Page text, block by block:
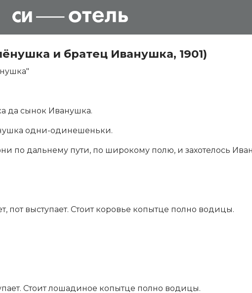
и братец Иванушка, 1901)
да сынок Иванушка.
одни-одинешеньки.
по дальнему пути, по широкому полю, и захотелось
выступает. Стоит коровье копытце полно водицы.
Стоит лошадиное копытце полно водицы.